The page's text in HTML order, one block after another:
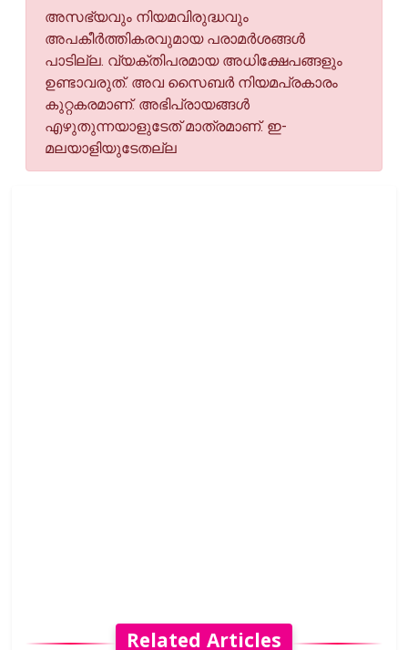
അസഭ്യവും നിയമവിരുദ്ധവും
അപകീര്‍ത്തികരവുമായ പരാമര്‍ശങ്ങള്‍
പാടില്ല. വ്യക്തിപരമായ അധിക്ഷേപങ്ങളും
ഉണ്ടാവരുത്. അവ സൈബര്‍ നിയമപ്രകാരം
കുറ്റകരമാണ്. അഭിപ്രായങ്ങള്‍
എഴുതുന്നയാളുടേത് മാത്രമാണ്. ഇ-
മലയാളിയുടേതല്ല
Related Articles